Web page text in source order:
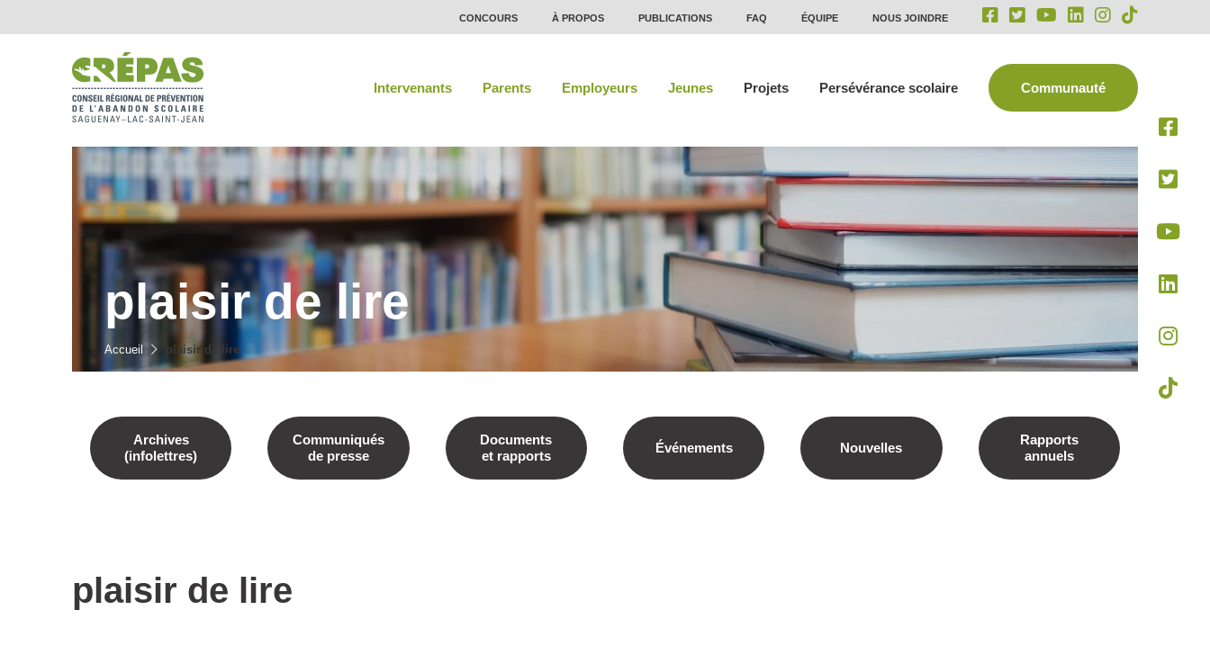
CONCOURS À PROPOS PUBLICATIONS FAQ ÉQUIPE NOUS JOINDRE
Intervenants Parents Employeurs Jeunes Projets Persévérance scolaire Communauté
plaisir de lire
Accueil plaisir de lire
Archives
(infolettres)
Communiqués
de presse
Documents
et rapports
Événements Nouvelles
Rapports
annuels
plaisir de lire